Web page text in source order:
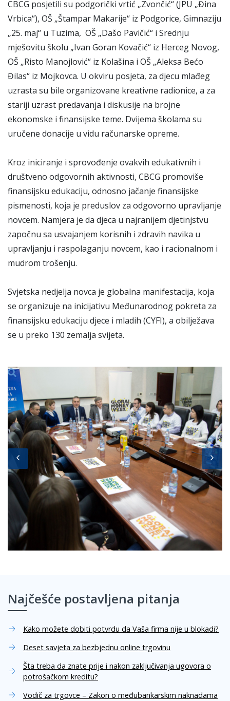
CBCG posjetili su podgorički vrtić „Zvončić“ (JPU „Đina
Vrbica“), OŠ „Štampar Makarije“ iz Podgorice, Gimnaziju
„25. maj“ u Tuzima, OŠ „Dašo Pavičić“ i Srednju
mješovitu školu „Ivan Goran Kovačić“ iz Herceg Novog,
OŠ „Risto Manojlović“ iz Kolašina i OŠ „Aleksa Bećo
Đilas“ iz Mojkovca. U okviru posjeta, za djecu mlađeg
uzrasta su bile organizovane kreativne radionice, a za
stariji uzrast predavanja i diskusije na brojne
ekonomske i finansijske teme. Dvijema školama su
uručene donacije u vidu računarske opreme.
Kroz iniciranje i sprovođenje ovakvih edukativnih i
društveno odgovornih aktivnosti, CBCG promoviše
finansijsku edukaciju, odnosno jačanje finansijske
pismenosti, koja je preduslov za odgovorno upravljanje
novcem. Namjera je da djeca u najranijem djetinjstvu
započnu sa usvajanjem korisnih i zdravih navika u
upravljanju i raspolaganju novcem, kao i racionalnom i
mudrom trošenju.
Svjetska nedjelja novca je globalna manifestacija, koja
se organizuje na inicijativu Međunarodnog pokreta za
finansijsku edukaciju djece i mladih (CYFI), a obilježava
se u preko 130 zemalja svijeta.
Najčešće postavljena pitanja
Kako možete dobiti potvrdu da Vaša firma nije u blokadi?
Deset savjeta za bezbjednu online trgovinu
Šta treba da znate prije i nakon zaključivanja ugovora o
potrošačkom kreditu?
Vodič za trgovce – Zakon o međubankarskim naknadama